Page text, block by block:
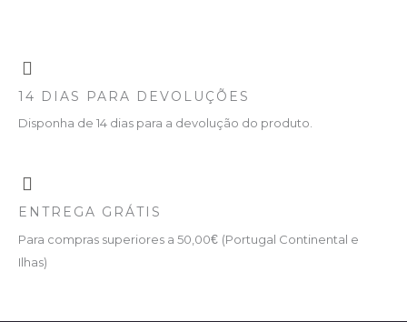
14 DIAS PARA DEVOLUÇÕES
Disponha de 14 dias para a devolução do produto.
ENTREGA GRÁTIS
Para compras superiores a 50,00€ (Portugal Continental e
Ilhas)